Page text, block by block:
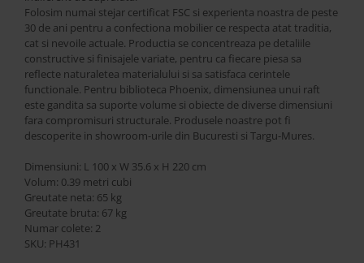
Folosim numai stejar certificat FSC si experienta noastra de peste
30 de ani pentru a confectiona mobilier ce respecta atat traditia,
cat si nevoile actuale. Productia se concentreaza pe detaliile
constructive si finisajele variate, pentru ca fiecare piesa sa
reflecte naturaletea materialului si sa satisfaca cerintele
functionale. Pentru biblioteca Phoenix, dimensiunea unui raft
este gandita sa suporte volume si obiecte de diverse dimensiuni
fara compromisuri structurale. Produsele noastre pot fi
descoperite in showroom-urile din Bucuresti si Targu-Mures.
Dimensiuni: L 100 x W 35.6 x H 220 cm
Volum: 0.39 metri cubi
Greutate neta: 65 kg
Greutate bruta: 67 kg
Numar colete: 2
SKU: PH431